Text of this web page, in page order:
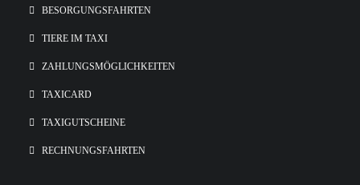
BESORGUNGSFAHRTEN
TIERE IM TAXI
ZAHLUNGSMÖGLICHKEITEN
TAXICARD
TAXIGUTSCHEINE
RECHNUNGSFAHRTEN